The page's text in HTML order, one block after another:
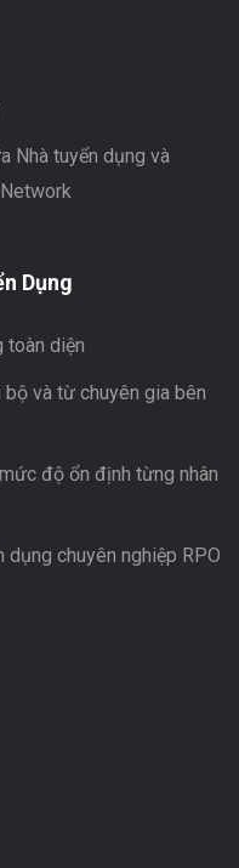
Nhà tuyển dụng và
Dụng
toàn diện
và từ chuyên gia bên
độ ổn định từng nhân
dụng chuyên nghiệp RPO